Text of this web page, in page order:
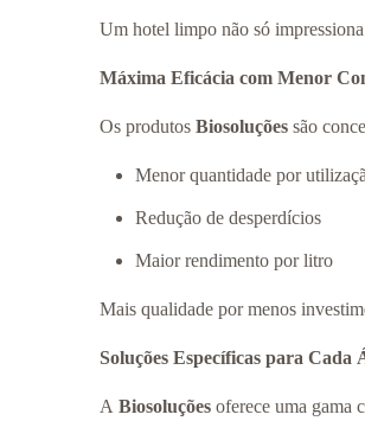
Um hotel limpo não só
Máxima Eficácia com Menor
Os produtos Biosoluções são
Menor quantidade por
Redução de desperdícios
Maior rendimento por litro
Mais qualidade por menos
Soluções Específicas para Cada
A Biosoluções oferece uma gama